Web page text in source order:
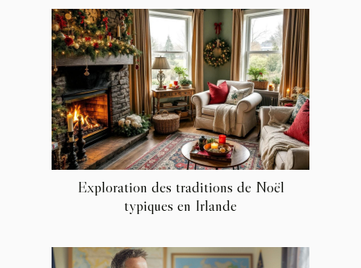
Exploration des traditions de Noël
typiques en Irlande